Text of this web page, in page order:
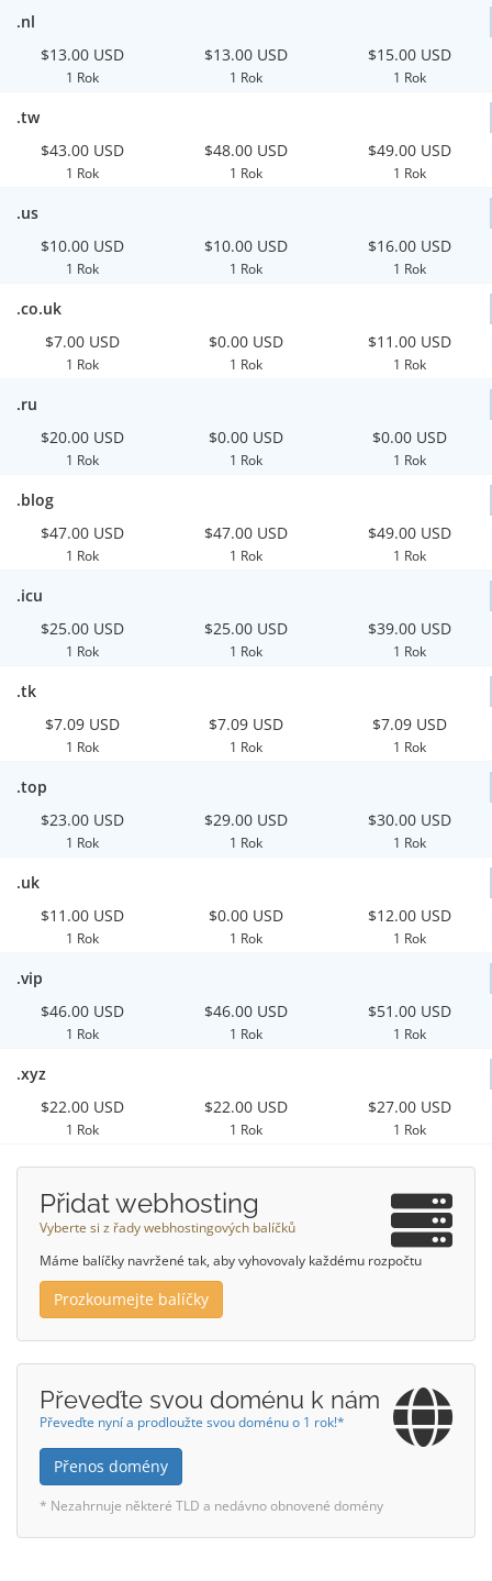
.nl
$13.00 USD
1 Rok
$13.00 USD
1 Rok
$15.00 USD
1 Rok
.tw
$43.00 USD
1 Rok
$48.00 USD
1 Rok
$49.00 USD
1 Rok
.us
$10.00 USD
1 Rok
$10.00 USD
1 Rok
$16.00 USD
1 Rok
.co.uk
$7.00 USD
1 Rok
$0.00 USD
1 Rok
$11.00 USD
1 Rok
.ru
$20.00 USD
1 Rok
$0.00 USD
1 Rok
$0.00 USD
1 Rok
.blog
$47.00 USD
1 Rok
$47.00 USD
1 Rok
$49.00 USD
1 Rok
.icu
$25.00 USD
1 Rok
$25.00 USD
1 Rok
$39.00 USD
1 Rok
.tk
$7.09 USD
1 Rok
$7.09 USD
1 Rok
$7.09 USD
1 Rok
.top
$23.00 USD
1 Rok
$29.00 USD
1 Rok
$30.00 USD
1 Rok
.uk
$11.00 USD
1 Rok
$0.00 USD
1 Rok
$12.00 USD
1 Rok
.vip
$46.00 USD
1 Rok
$46.00 USD
1 Rok
$51.00 USD
1 Rok
.xyz
$22.00 USD
1 Rok
$22.00 USD
1 Rok
$27.00 USD
1 Rok
Přidat webhosting
Vyberte si z řady webhostingových balíčků
Máme balíčky navržené tak, aby vyhovovaly každému rozpočtu
Prozkoumejte balíčky
Převeďte svou doménu k nám
Převeďte nyní a prodloužte svou doménu o 1 rok!*
Přenos domény
* Nezahrnuje některé TLD a nedávno obnovené domény